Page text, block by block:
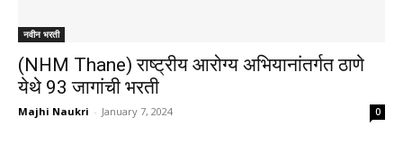
नवीन भरती
(NHM Thane) राष्ट्रीय आरोग्य अभियानांतर्गत ठाणे
येथे 93 जागांची भरती
Majhi Naukri - January 7, 2024 0